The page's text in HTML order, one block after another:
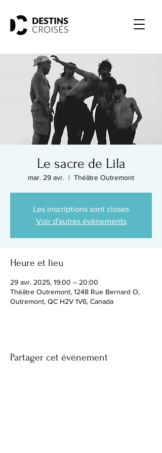
Le sacre de Lila
mar. 29 avr.
  |
Théâtre Outremont
Les inscriptions sont closes
Voir d'autres événements
Heure et lieu
29 avr. 2025, 19:00 – 20:00
Théâtre Outremont, 1248 Rue Bernard O,
Outremont, QC H2V 1V6, Canada
Partager cet événement